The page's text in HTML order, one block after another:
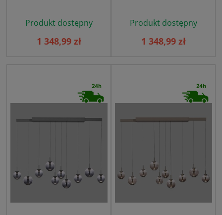
Produkt dostępny
1 348,99 zł
Produkt dostępny
1 348,99 zł